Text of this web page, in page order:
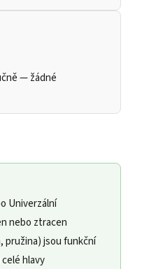
— žádné
Univerzální
nebo ztracen
pružina) jsou funkční
hlavy